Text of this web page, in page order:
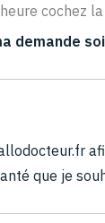
cochez
demande
que je